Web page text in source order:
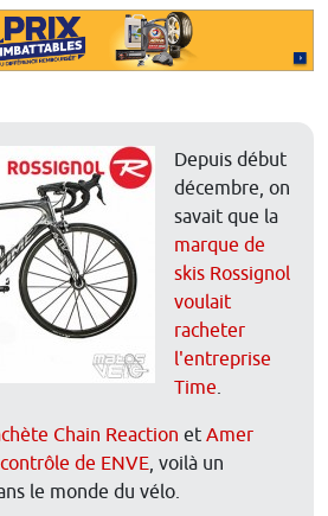
Depuis début
décembre, on
savait que la
marque de
skis Rossignol
voulait
racheter
l'entreprise
Time.
Chain Reaction et Amer
de ENVE, voilà un
le monde du vélo.